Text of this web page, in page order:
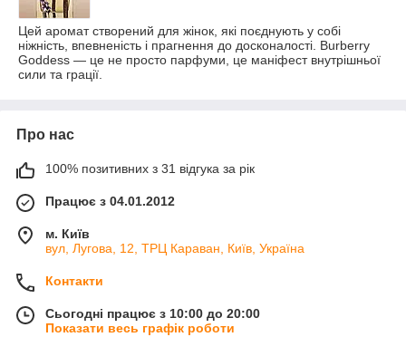
Цей аромат створений для жінок, які поєднують у собі
ніжність, впевненість і прагнення до досконалості. Burberry
Goddess — це не просто парфуми, це маніфест внутрішньої
сили та грації.
Про нас
100% позитивних з 31 відгука за рік
Працює з 04.01.2012
м. Київ
вул, Лугова, 12, ТРЦ Караван, Київ, Україна
Контакти
Сьогодні працює з 10:00 до 20:00
Показати весь графік роботи